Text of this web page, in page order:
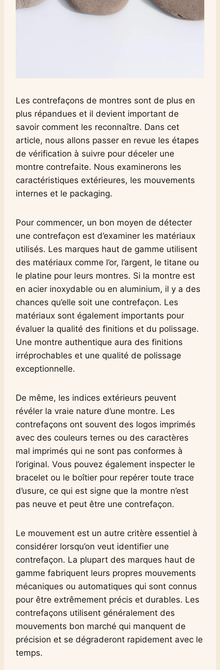
Les contrefaçons de montres sont de plus en
plus répandues et il devient important de
savoir comment les reconnaître. Dans cet
article, nous allons passer en revue les étapes
de vérification à suivre pour déceler une
montre contrefaite. Nous examinerons les
caractéristiques extérieures, les mouvements
internes et le packaging.
Pour commencer, un bon moyen de détecter
une contrefaçon est d’examiner les matériaux
utilisés. Les marques haut de gamme utilisent
des matériaux comme l’or, l’argent, le titane ou
le platine pour leurs montres. Si la montre est
en acier inoxydable ou en aluminium, il y a des
chances qu’elle soit une contrefaçon. Les
matériaux sont également importants pour
évaluer la qualité des finitions et du polissage.
Une montre authentique aura des finitions
irréprochables et une qualité de polissage
exceptionnelle.
De même, les indices extérieurs peuvent
révéler la vraie nature d’une montre. Les
contrefaçons ont souvent des logos imprimés
avec des couleurs ternes ou des caractères
mal imprimés qui ne sont pas conformes à
l’original. Vous pouvez également inspecter le
bracelet ou le boîtier pour repérer toute trace
d’usure, ce qui est signe que la montre n’est
pas neuve et peut être une contrefaçon.
Le mouvement est un autre critère essentiel à
considérer lorsqu’on veut identifier une
contrefaçon. La plupart des marques haut de
gamme fabriquent leurs propres mouvements
mécaniques ou automatiques qui sont connus
pour être extrêmement précis et durables. Les
contrefaçons utilisent généralement des
mouvements bon marché qui manquent de
précision et se dégraderont rapidement avec le
temps.